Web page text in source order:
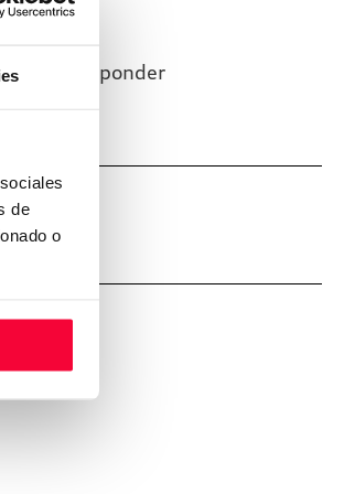
de
o
en responder